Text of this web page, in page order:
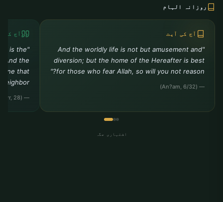
روزانہ الہام
آج کی آیت
"And the worldly life is not but amusement and
diversion; but the home of the Hereafter is best
for those who fear Allah, so will you not reason?"
— (An?am, 6/32)
آج کی
is the
And the
one that
— (Tirmidhi, Birr, 28)
اشتہاری جگہ